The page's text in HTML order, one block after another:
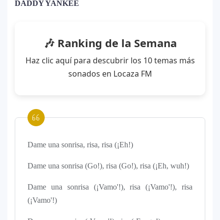
en una nueva versión de A Medio Vivir
Justin Bieber rompe récord en Coachella
12
Grammy 2025
DADDY YANKEE
🎶 Ranking de la Semana
Haz clic aquí para descubrir los 10 temas más
sonados en Locaza FM
Dame una sonrisa, risa, risa (¡Eh!)
Dame una sonrisa (Go!), risa (Go!), risa (¡Eh, wuh!)
Dame una sonrisa (¡Vamo'!), risa (¡Vamo'!), risa
(¡Vamo'!)